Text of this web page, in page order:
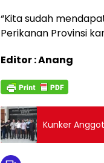
“Kita sudah
Perikanan Provinsi
Editor : Anang
Kunker